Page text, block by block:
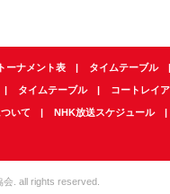
トーナメント表 タイムテーブル
タイムテーブル コートレイ
いて NHK放送スケジュール
. all rights reserved.